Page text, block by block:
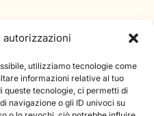
autorizzazioni
utilizziamo tecnologie come
informazioni relative al tuo
queste tecnologie, ci permetti di
navigazione o gli ID univoci su